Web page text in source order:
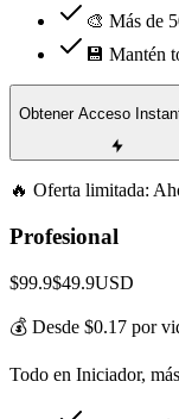
🎨 Más de
💾 Mantén
Obtener Acceso
🔥 Oferta limitada:
Profesional
$99.9$49.9USD
💰 Desde $0.17 por
Todo en Iniciador, más